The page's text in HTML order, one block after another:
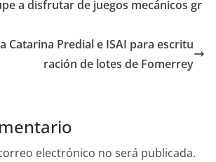
a disfrutar de juegos mecánicos gr
Catarina Predial e ISAI para escritu
ración de lotes de Fomerrey
electrónico no será publicada.